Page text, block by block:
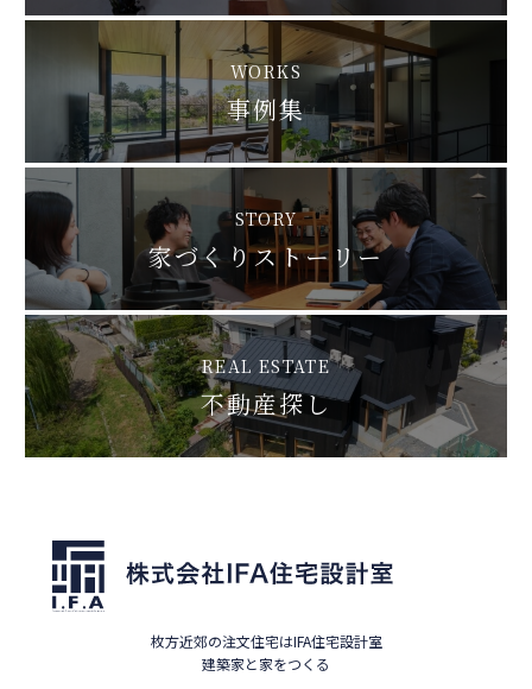
WORKS
事例集
STORY
家づくりストーリー
REAL ESTATE
不動産探し
枚方近郊の注文住宅はIFA住宅設計室
建築家と家をつくる